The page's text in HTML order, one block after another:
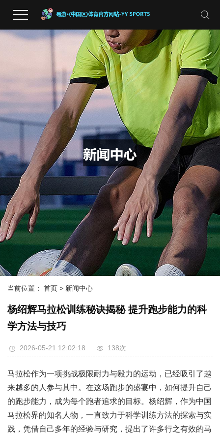
当前位置： 首页 > 新闻中心
杨绍辉马拉松训练秘诀揭秘 提升跑步能力的科
学方法与技巧
2026-05-21 12:02:18 138次
马拉松作为一项挑战极限耐力与毅力的运动，已经吸引了越
来越多的人参与其中。在这场跑步的盛宴中，如何提升自己
的跑步能力，成为每个跑者追求的目标。杨绍辉，作为中国
马拉松界的知名人物，一直致力于科学训练方法的探索与实
践，凭借自己多年的经验与研究，提出了许多行之有效的马